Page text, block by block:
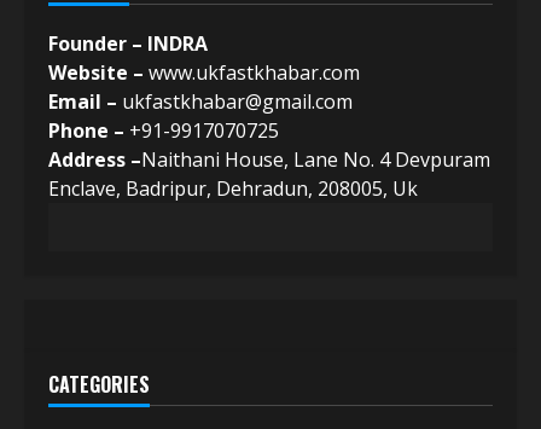
Founder – INDRA
Website – www.ukfastkhabar.com
Email – ukfastkhabar@gmail.com
Phone – +91-9917070725
Address –Naithani House, Lane No. 4 Devpuram
Enclave, Badripur, Dehradun, 208005, Uk
CATEGORIES